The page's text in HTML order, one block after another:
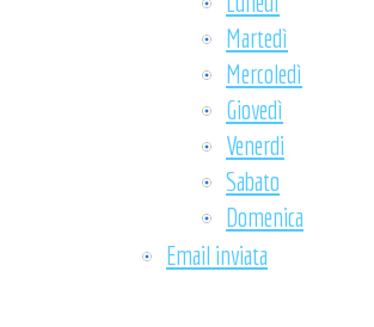
Martedì
Mercoledì
Giovedì
Venerdi
Sabato
Domenica
Email inviata